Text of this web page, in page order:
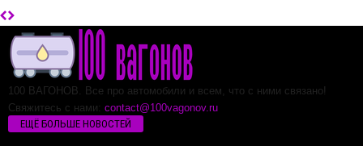
100 ВАГОНОВ. Все про автомобили и всем, что с ними связано!
Свяжитесь с нами: contact@100vagonov.ru
ЕЩЁ БОЛЬШЕ НОВОСТЕЙ